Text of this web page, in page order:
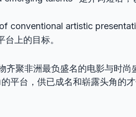
conventional artistic
上的目标。
齐聚非洲最负盛名的电影与时尚
平台，供已成名和崭露头角的